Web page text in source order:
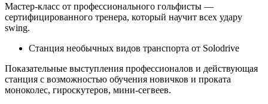
Мастер-класс от профессионального гольфисты —
сертифицированного тренера, который научит всех удару
swing.
Станция необычных видов транспорта от Solodrive
Показательные выступления профессионалов и действующая
станция с возможностью обучения новичков и проката
моноколес, гироскутеров, мини-сегвеев.